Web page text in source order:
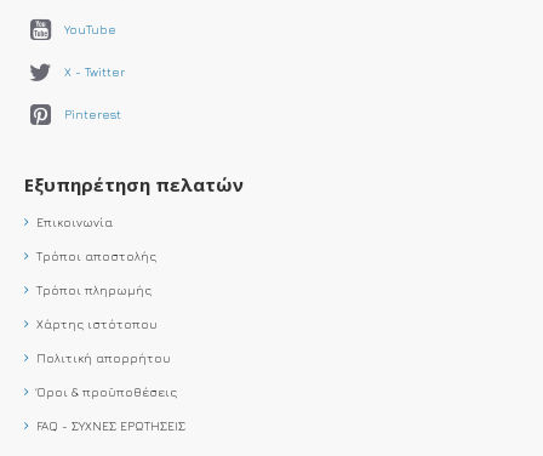
YouTube
X - Twitter
Pinterest
Εξυπηρέτηση πελατών
Επικοινωνία
Τρόποι αποστολής
Τρόποι πληρωμής
Χάρτης ιστότοπου
Πολιτική απορρήτου
Όροι & προϋποθέσεις
FAQ - ΣΥΧΝΕΣ ΕΡΩΤΗΣΕΙΣ